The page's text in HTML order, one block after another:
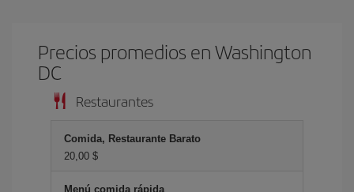
Precios promedios en Washington
DC
Restaurantes
Comida, Restaurante Barato
20,00 $
Menú comida rápida